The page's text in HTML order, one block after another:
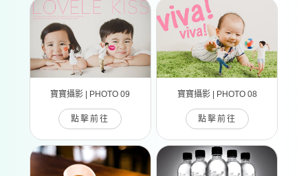
寶寶攝影 | PHOTO 09
點擊前往
寶寶攝影 | PHOTO 08
點擊前往